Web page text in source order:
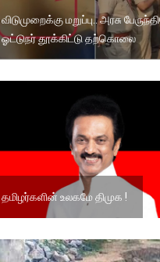
விடுமுறைக்கு மறுப்பு.. அரசு
ஓட்டுநர் தூக்கிட்டு தற்கொலை
தமிழர்களின் உலகமே திமுக !